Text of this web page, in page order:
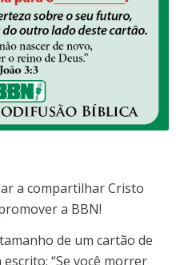
a compartilhar Cristo
a BBN!
de um cartão de
“Se você morrer